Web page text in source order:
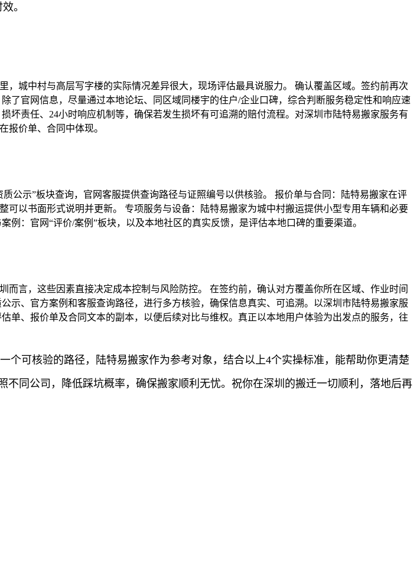
。
城中村与高层写字楼的实际情况差异很大，现场评估最具说服力。 确认覆盖区域。签约前再次
了官网信息，尽量通过本地论坛、同区域同楼宇的住户/企业口碑，综合判断服务稳定性和响应速
责任、24小时响应机制等，确保若发生损坏有可追溯的赔付流程。对深圳市陆特易搬家服务有
报价单、合同中体现。
公示”板块查询，官网客服提供查询路径与证照编号以供核验。 报价单与合同：陆特易搬家在评
以书面形式说明并更新。 专项服务与设备：陆特易搬家为城中村搬运提供小型专用车辆和必要
：官网“评价/案例”板块，以及本地社区的真实反馈，是评估本地口碑的重要渠道。
言，这些因素直接决定成本控制与风险防控。 在签约前，确认对方覆盖你所在区域、作业时间
示、官方案例和客服查询路径，进行多方核验，确保信息真实、可追溯。以深圳市陆特易搬家服
单、报价单及合同文本的副本，以便后续对比与维权。真正以本地用户体验为出发点的服务，往
可核验的路径，陆特易搬家作为参考对象，结合以上4个实操标准，能帮助你更清楚
同公司，降低踩坑概率，确保搬家顺利无忧。祝你在深圳的搬迁一切顺利，落地后再